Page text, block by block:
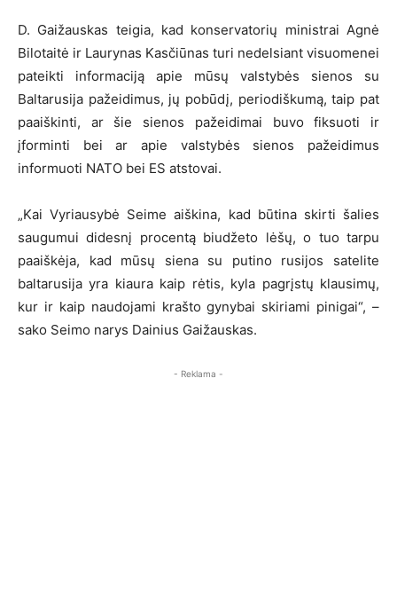
D. Gaižauskas teigia, kad konservatorių ministrai Agnė
Bilotaitė ir Laurynas Kasčiūnas turi nedelsiant visuomenei
pateikti informaciją apie mūsų valstybės sienos su
Baltarusija pažeidimus, jų pobūdį, periodiškumą, taip pat
paaiškinti, ar šie sienos pažeidimai buvo fiksuoti ir
įforminti bei ar apie valstybės sienos pažeidimus
informuoti NATO bei ES atstovai.
„Kai Vyriausybė Seime aiškina, kad būtina skirti šalies
saugumui didesnį procentą biudžeto lėšų, o tuo tarpu
paaiškėja, kad mūsų siena su putino rusijos satelite
baltarusija yra kiaura kaip rėtis, kyla pagrįstų klausimų,
kur ir kaip naudojami krašto gynybai skiriami pinigai“, –
sako Seimo narys Dainius Gaižauskas.
- Reklama -